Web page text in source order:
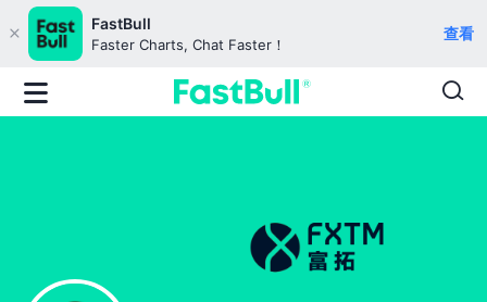
FastBull
Faster Charts, Chat Faster！
查看